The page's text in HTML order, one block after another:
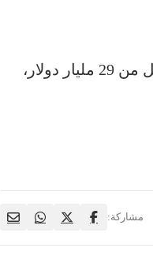
وكان البنتاغون قد أعلن الثلاثاء الماضي أن تكلفة العملية العسكرية الأمريكية ضد إيران تقترب بالفعل من 29 مليار دولار،
مشاركة: